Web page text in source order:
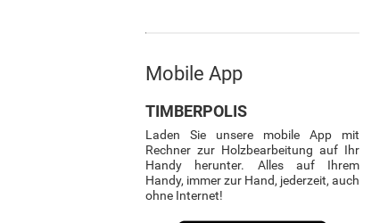
Mobile App
TIMBERPOLIS
Laden Sie unsere mobile App mit
Rechner zur Holzbearbeitung auf Ihr
Handy herunter. Alles auf Ihrem
Handy, immer zur Hand, jederzeit, auch
ohne Internet!